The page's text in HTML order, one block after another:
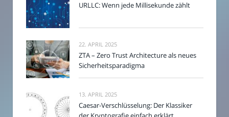
URLLC: Wenn jede Millisekunde zählt
22. APRIL 2025
ZTA – Zero Trust Architecture als neues
Sicherheitsparadigma
13. APRIL 2025
Caesar-Verschlüsselung: Der Klassiker